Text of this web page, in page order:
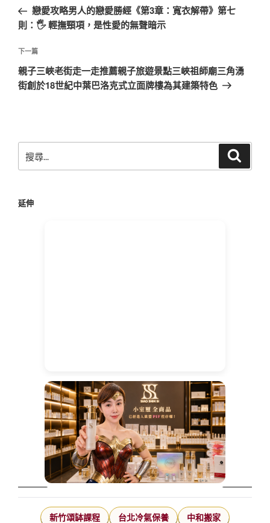
導
覽
一
篇
章
戀愛攻略男人的戀愛勝經《第3章：寬衣解帶》第七
則：🖐 輕撫頸項，是性愛的無聲暗示
下
一
篇
下一篇
親子三峽老街走一走推薦親子旅遊景點三峽祖師廟三角湧
街創於18世紀中葉巴洛克式立面牌樓為其建築特色
尋
字:
延伸
新竹頌缽課程 台北冷氣保養 中和搬家